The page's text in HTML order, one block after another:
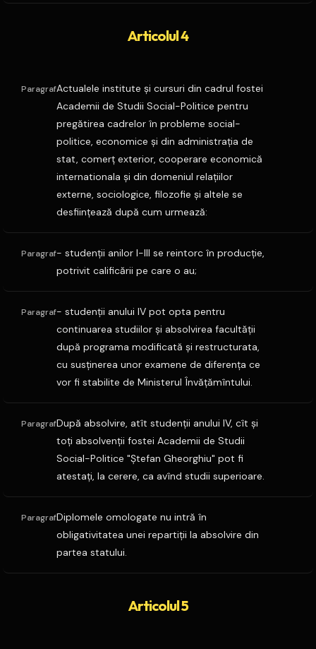
Articolul 4
ParagrafActualele institute şi cursuri din cadrul fostei
Academii de Studii Social-Politice pentru
pregătirea cadrelor în probleme social-
politice, economice şi din administraţia de
stat, comerţ exterior, cooperare economică
internationala şi din domeniul relaţiilor
externe, sociologice, filozofie şi altele se
desfiinţează după cum urmează:
Paragraf- studenţii anilor I-III se reintorc în producţie,
potrivit calificării pe care o au;
Paragraf- studenţii anului IV pot opta pentru
continuarea studiilor şi absolvirea facultăţii
după programa modificată şi restructurata,
cu susţinerea unor examene de diferenţa ce
vor fi stabilite de Ministerul Învăţămîntului.
ParagrafDupă absolvire, atît studenţii anului IV, cît şi
toţi absolvenţii fostei Academii de Studii
Social-Politice "Ştefan Gheorghiu" pot fi
atestaţi, la cerere, ca avînd studii superioare.
ParagrafDiplomele omologate nu intră în
obligativitatea unei repartiţii la absolvire din
partea statului.
Articolul 5